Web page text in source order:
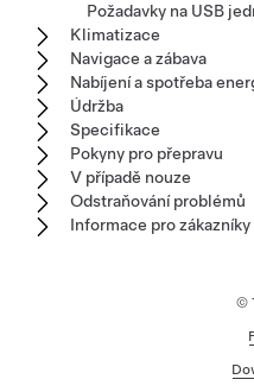
Požadavky na USB
Klimatizace
Navigace a zábava
Nabíjení a spotřeba
Údržba
Specifikace
Pokyny pro přepravu
V případě nouze
Odstraňování problémů
Informace pro zákazníky
©